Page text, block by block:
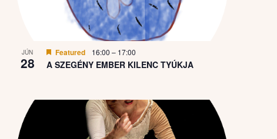
JÚN
28 A SZEGÉNY EMBER KILENC TYÚKJA
Featured 16:00 – 17:00